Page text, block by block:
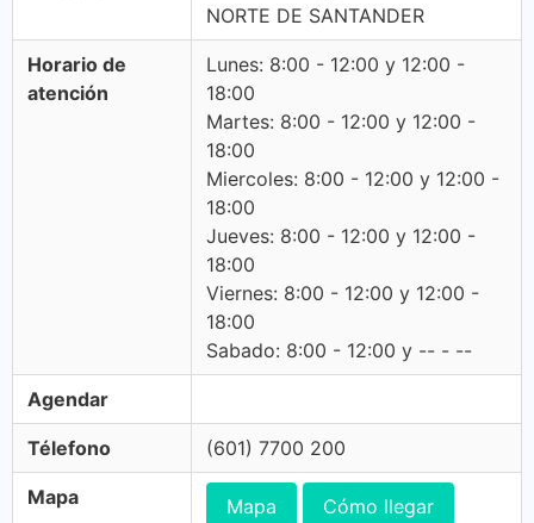
NORTE DE SANTANDER
Horario de
atención
Lunes: 8:00 - 12:00 y 12:00 -
18:00
Martes: 8:00 - 12:00 y 12:00 -
18:00
Miercoles: 8:00 - 12:00 y 12:00 -
18:00
Jueves: 8:00 - 12:00 y 12:00 -
18:00
Viernes: 8:00 - 12:00 y 12:00 -
18:00
Sabado: 8:00 - 12:00 y -- - --
Agendar
Télefono (601) 7700 200
Mapa Mapa Cómo llegar